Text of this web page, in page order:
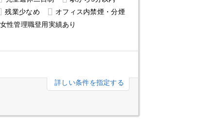
残業少なめ
オフィス内禁煙・分煙
女性管理職登用実績あり
詳しい条件を指定する